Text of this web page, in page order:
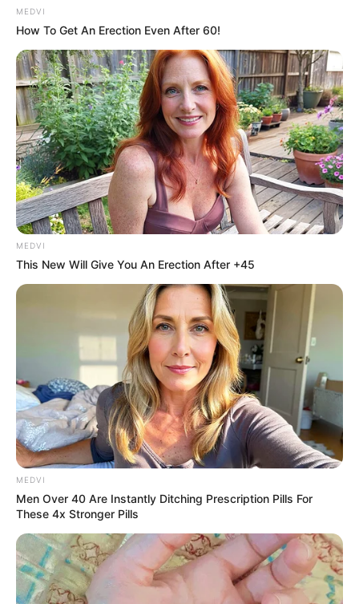
MEDVI
How To Get An Erection Even After 60!
MEDVI
This New Will Give You An Erection After +45
MEDVI
Men Over 40 Are Instantly Ditching Prescription Pills For
These 4x Stronger Pills